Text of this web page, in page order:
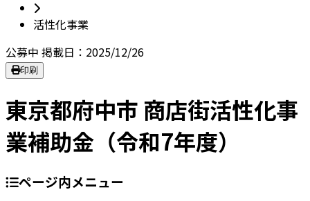
活性化事業
公募中 掲載日：2025/12/26
印刷
東京都府中市 商店街活性化事
業補助金（令和7年度）
ページ内メニュー